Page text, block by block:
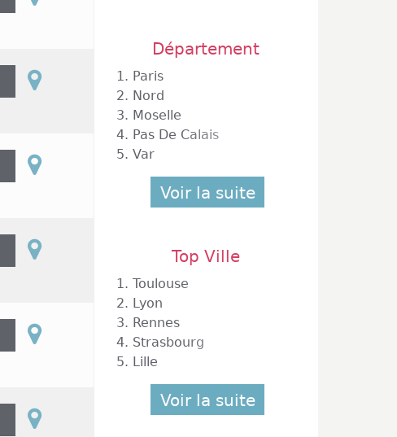
Département
1. Paris
2. Nord
3. Moselle
4. Pas De Calais
5. Var
Voir la suite
Top Ville
1. Toulouse
2. Lyon
3. Rennes
4. Strasbourg
5. Lille
Voir la suite